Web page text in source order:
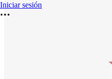
Iniciar sesión